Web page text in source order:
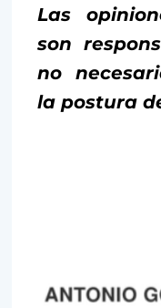
Las
son
no
la postura